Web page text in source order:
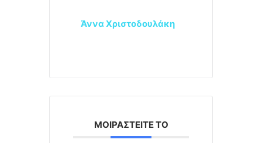
Άννα Χριστοδουλάκη
ΜΟΙΡΑΣΤΕΊΤΕ ΤΟ